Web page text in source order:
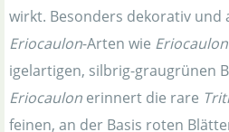
wirkt. Besonders dekorativ und
Eriocaulon-Arten wie
igelartigen, silbrig-graugrünen
Eriocaulon erinnert die rare
feinen, an der Basis roten